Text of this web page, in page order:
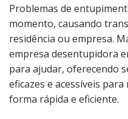
Problemas de
momento, causando
residência ou empresa.
empresa desentupidora
para ajudar, oferecendo
eficazes e acessíveis
forma rápida e eficiente.